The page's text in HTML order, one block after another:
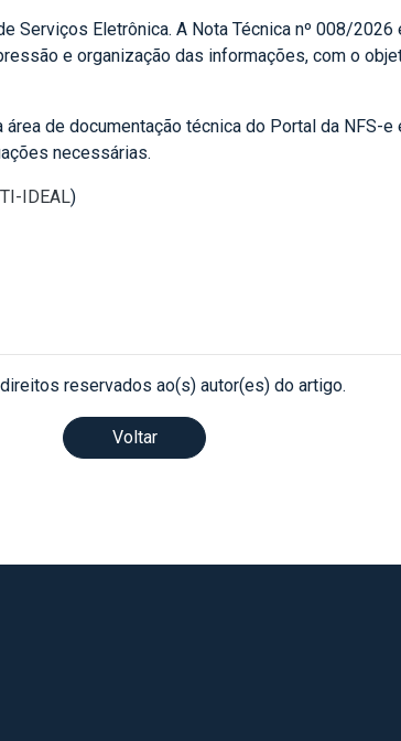
Serviços Eletrônica. A Nota Técnica nº 008/
e organização das informações, com o
de documentação técnica do Portal da NFS-
necessárias.
IDEAL)
reservados ao(s) autor(es) do artigo.
Voltar